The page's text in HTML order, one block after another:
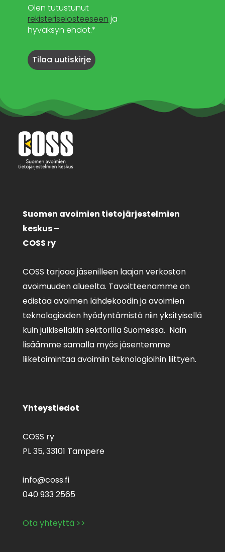
Olen tutustunut
rekisteriselosteeseen ja
hyväksyn ehdot.*
Suomen avoimien tietojärjestelmien
keskus –
COSS ry
COSS tarjoaa jäsenilleen laajan verkoston
avoimuuden alueelta. Tavoitteenamme on
edistää avoimen lähdekoodin ja avoimien
teknologioiden hyödyntämistä niin yksityisellä
kuin julkisellakin sektorilla Suomessa. Näin
lisäämme samalla myös jäsentemme
liiketoimintaa avoimiin teknologioihin liittyen.
Yhteystiedot
COSS ry
PL 35,33101 Tampere
info@coss.fi
040 933 2565
Ota yhteyttä >>